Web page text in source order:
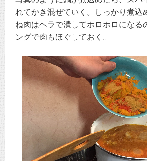
れてかき混ぜていく。しっかり煮込
ね肉はヘラで潰してホロホロになる
ングで肉もほぐしておく。